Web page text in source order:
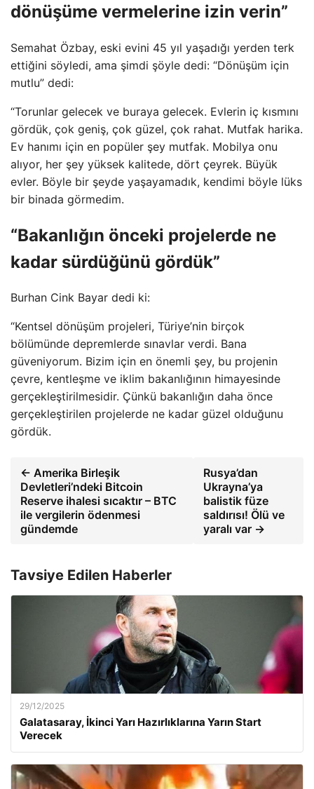
dönüşüme vermelerine izin verin”
Semahat Özbay, eski evini 45 yıl yaşadığı yerden terk
ettiğini söyledi, ama şimdi şöyle dedi: “Dönüşüm için
mutlu” dedi:
“Torunlar gelecek ve buraya gelecek. Evlerin iç kısmını
gördük, çok geniş, çok güzel, çok rahat. Mutfak harika.
Ev hanımı için en popüler şey mutfak. Mobilya onu
alıyor, her şey yüksek kalitede, dört çeyrek. Büyük
evler. Böyle bir şeyde yaşayamadık, kendimi böyle lüks
bir binada görmedim.
“Bakanlığın önceki projelerde ne
kadar sürdüğünü gördük”
Burhan Cink Bayar dedi ki:
“Kentsel dönüşüm projeleri, Türiye’nin birçok
bölümünde depremlerde sınavlar verdi. Bana
güveniyorum. Bizim için en önemli şey, bu projenin
çevre, kentleşme ve iklim bakanlığının himayesinde
gerçekleştirilmesidir. Çünkü bakanlığın daha önce
gerçekleştirilen projelerde ne kadar güzel olduğunu
gördük.
← Amerika Birleşik
Devletleri’ndeki Bitcoin
Reserve ihalesi sıcaktır – BTC
ile vergilerin ödenmesi
gündemde
Rusya’dan
Ukrayna’ya
balistik füze
saldırısı! Ölü ve
yaralı var →
Tavsiye Edilen Haberler
29/12/2025
Galatasaray, İkinci Yarı Hazırlıklarına Yarın Start
Verecek